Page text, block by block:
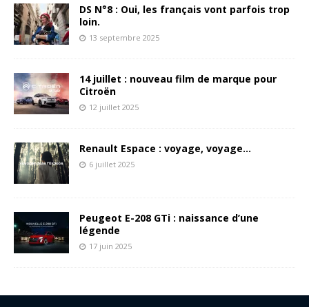
DS N°8 : Oui, les français vont parfois trop
loin.
13 septembre 2025
14 juillet : nouveau film de marque pour
Citroën
12 juillet 2025
Renault Espace : voyage, voyage…
6 juillet 2025
Peugeot E-208 GTi : naissance d’une
légende
17 juin 2025